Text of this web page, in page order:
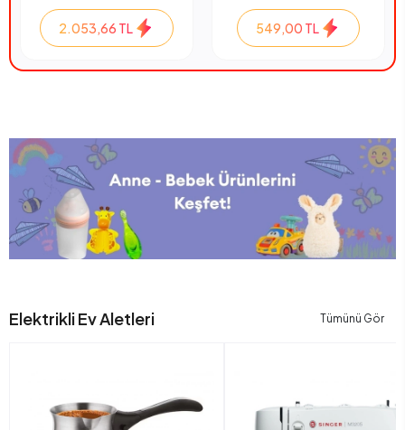
2.053,66 TL 549,00 TL
Elektrikli Ev Aletleri Tümünü Gör